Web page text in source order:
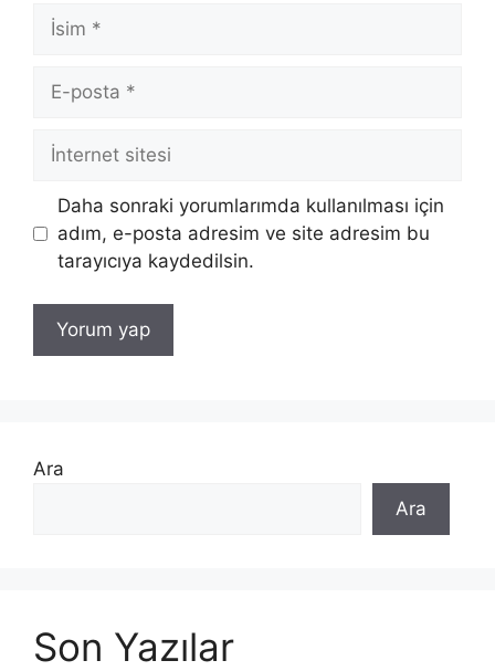
İsim
posta
İnternet
Daha sonraki yorumlarımda kullanılması için
adım, e-posta adresim ve site adresim bu
tarayıcıya kaydedilsin.
Ara
Ara
Son Yazılar